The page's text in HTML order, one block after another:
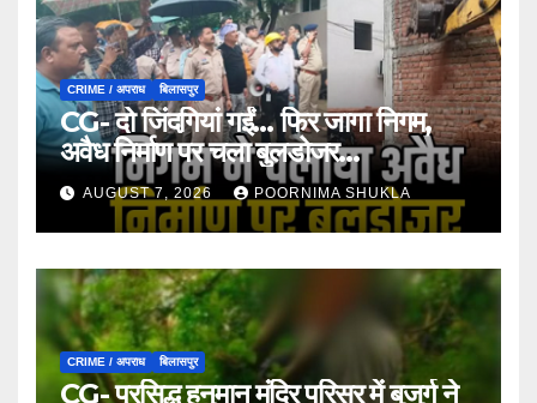
CRIME / अपराध बिलासपुर
CG- दो जिंदगियां गईं… फिर जागा निगम,
अवैध निर्माण पर चला बुलडोजर…
AUGUST 7, 2026 POORNIMA SHUKLA
CRIME / अपराध बिलासपुर
CG- प्रसिद्ध हनुमान मंदिर परिसर में बुजुर्ग ने